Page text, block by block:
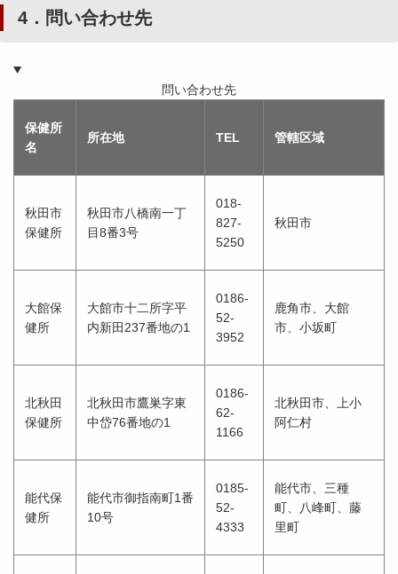
4．問い合わせ先
保健所
名
所在地 TEL 管轄区域
問い合わせ先
秋田市
保健所
秋田市八橋南一丁
目8番3号
018-
827-
5250
秋田市
大館保
健所
大館市十二所字平
内新田237番地の1
0186-
52-
3952
鹿角市、大館
市、小坂町
北秋田
保健所
北秋田市鷹巣字東
中岱76番地の1
0186-
62-
1166
北秋田市、上小
阿仁村
能代保
健所
能代市御指南町1番
10号
0185-
52-
4333
能代市、三種
町、八峰町、藤
里町